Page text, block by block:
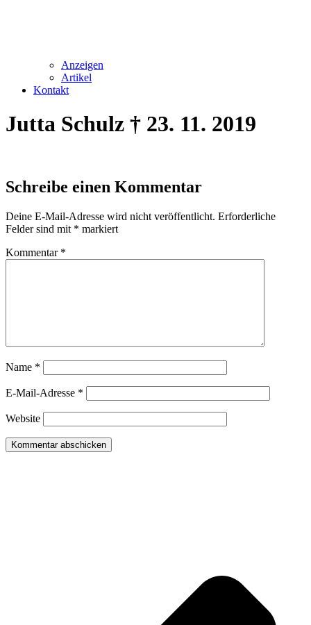
Anzeigen
Artikel
Kontakt
Jutta Schulz † 23. 11. 2019
Schreibe einen Kommentar
Deine E-Mail-Adresse wird nicht veröffentlicht. Erforderliche
Felder sind mit * markiert
Kommentar *
Name *
E-Mail-Adresse *
Website